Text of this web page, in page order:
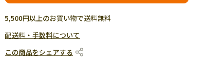
5,500円以上のお買い物で送料無料
配送料・手数料について
この商品をシェアする